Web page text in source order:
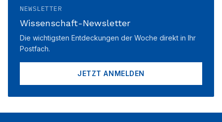
NEWSLETTER
Wissenschaft-Newsletter
Die wichtigsten Entdeckungen der Woche direkt in Ihr
Postfach.
JETZT ANMELDEN